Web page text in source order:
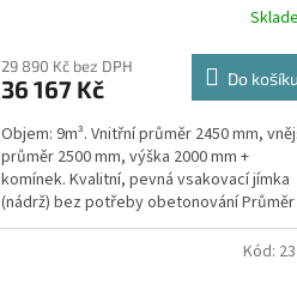
29 890 Kč bez DPH
36 167 Kč Do košíku
Objem: 9m³. Vnitřní průměr 2450 mm,
průměr 2500 mm, výška 2000 mm +
komínek. Kvalitní, pevná vsakovací jímka
(nádrž) bez potřeby obetonování Průměr
přítoku a odtoku +...
Kód: